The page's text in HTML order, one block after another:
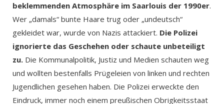
beklemmenden Atmosphäre im Saarlouis der 1990er.
Wer „damals“ bunte Haare trug oder „undeutsch“
gekleidet war, wurde von Nazis attackiert. Die Polizei
ignorierte das Geschehen oder schaute unbeteiligt
zu. Die Kommunalpolitik, Justiz und Medien schauten weg
und wollten bestenfalls Prügeleien von linken und rechten
Jugendlichen gesehen haben. Die Polizei erweckte den
Eindruck, immer noch einem preußischen Obrigkeitsstaat